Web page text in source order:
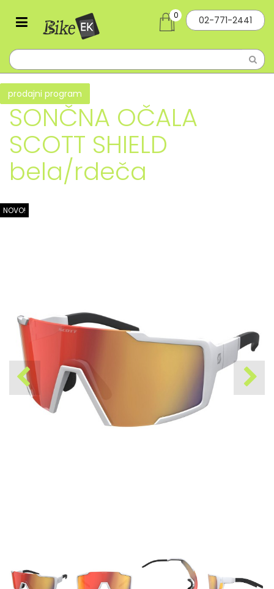
02-771-2441
0
prodajni program
SONČNA OČALA
SCOTT SHIELD
bela/rdeča
NOVO!